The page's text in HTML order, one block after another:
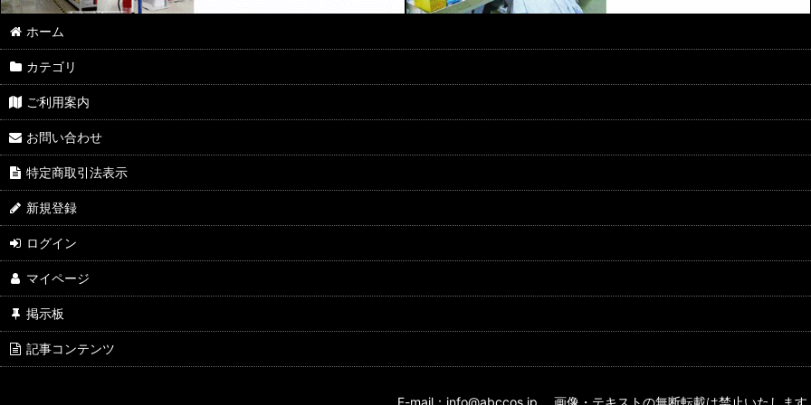
ホーム
カテゴリ
ご利用案内
お問い合わせ
特定商取引法表示
新規登録
ログイン
マイページ
掲示板
記事コンテンツ